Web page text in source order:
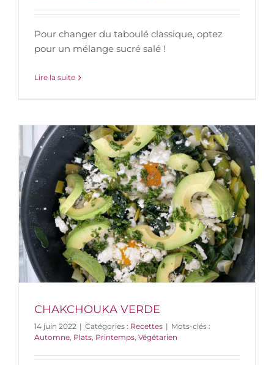
Pour changer du taboulé classique, optez
pour un mélange sucré salé !
Lire la suite
CHAKCHOUKA VERDE
14 juin 2022 | Catégories : Recettes | Mots-clés :
Automne, Plats, Printemps, Végétarien